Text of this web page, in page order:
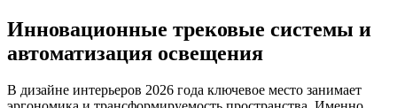
Инновационные трековые системы и
автоматизация освещения
В дизайне интерьеров 2026 года ключевое место занимает